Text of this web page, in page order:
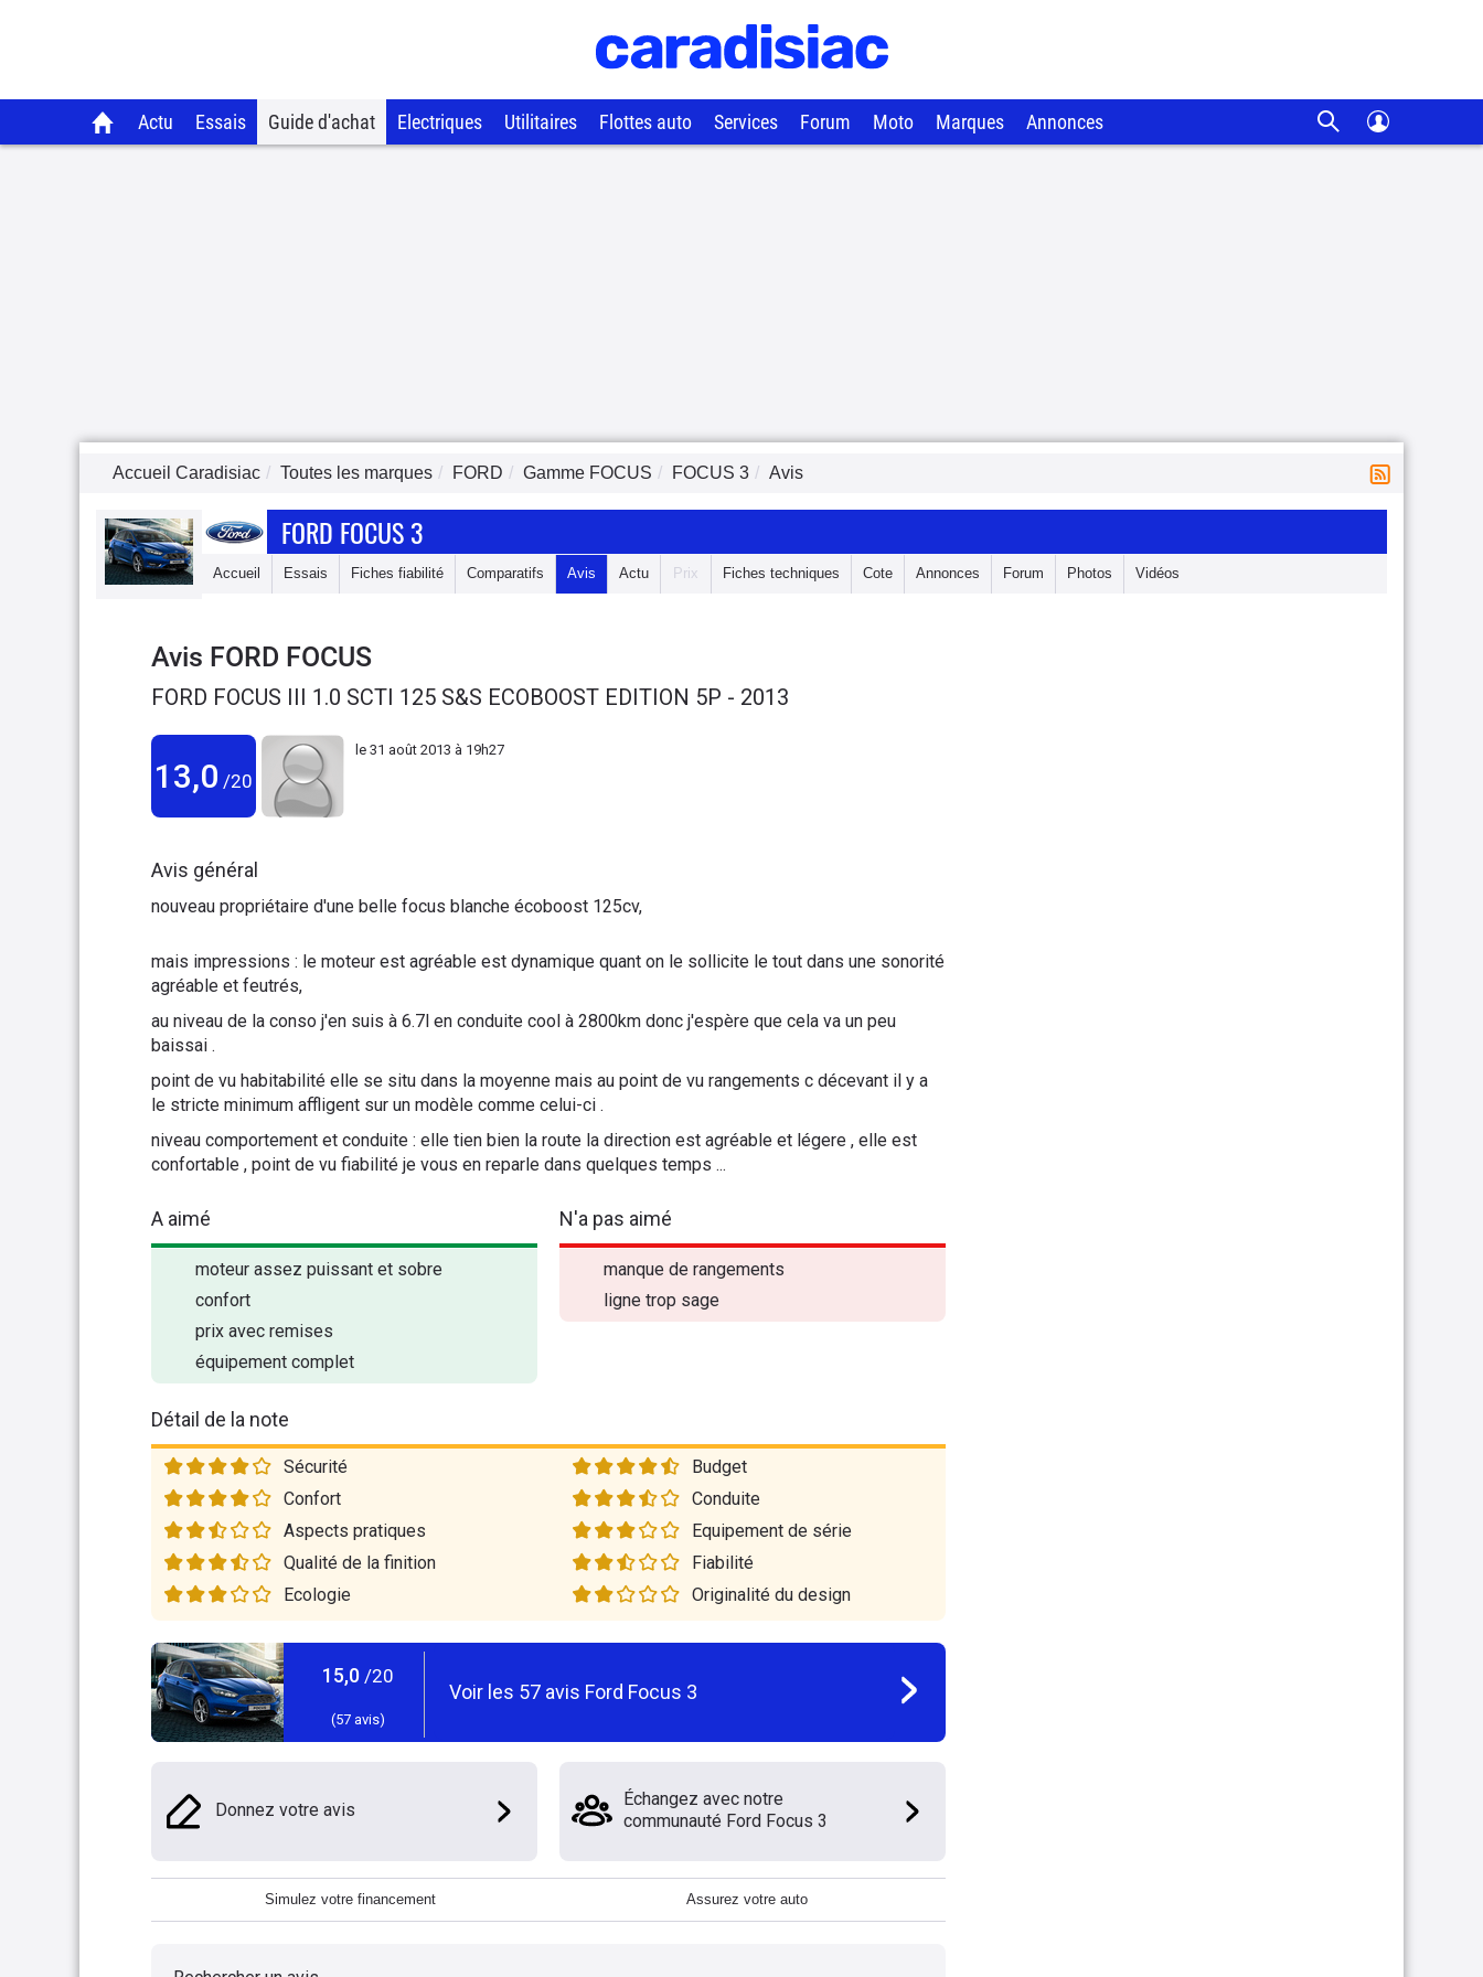
Actu Essais Guide d'achat Electriques Utilitaires Flottes auto Services Forum Moto Marques Annonces
Accueil Caradisiac Toutes les marques FORD Gamme FOCUS FOCUS 3 Avis
FORD FOCUS 3
Accueil Essais Fiches fiabilité Comparatifs Avis Actu Prix Fiches techniques Cote Annonces Forum Photos Vidéos
Avis FORD FOCUS
FORD FOCUS III 1.0 SCTI 125 S&S ECOBOOST EDITION 5P - 2013
13,0 /20
le 31 août 2013 à 19h27
Avis général
nouveau propriétaire d'une belle focus blanche écoboost 125cv,
mais impressions : le moteur est agréable est dynamique quant on le sollicite le tout dans une sonorité
agréable et feutrés,
au niveau de la conso j'en suis à 6.7l en conduite cool à 2800km donc j'espère que cela va un peu
baissai .
point de vu habitabilité elle se situ dans la moyenne mais au point de vu rangements c décevant il y a
le stricte minimum affligent sur un modèle comme celui-ci .
niveau comportement et conduite : elle tien bien la route la direction est agréable et légere , elle est
confortable , point de vu fiabilité je vous en reparle dans quelques temps ...
A aimé
moteur assez puissant et sobre
confort
prix avec remises
équipement complet
N'a pas aimé
manque de rangements
ligne trop sage
Détail de la note
Sécurité
Budget
Confort
Conduite
Aspects pratiques
Equipement de série
Qualité de la finition
Fiabilité
Ecologie
Originalité du design
15,0 /20
(57 avis)
Voir les 57 avis Ford Focus 3
Donnez votre avis
Échangez avec notre
communauté Ford Focus 3
Simulez votre financement Assurez votre auto